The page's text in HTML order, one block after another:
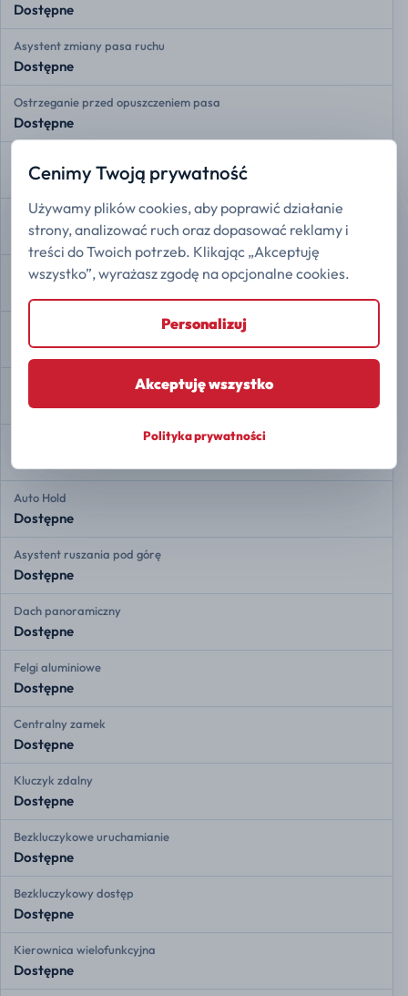
Dostępne
Asystent zmiany pasa ruchu
Dostępne
Ostrzeganie przed opuszczeniem pasa
Dostępne
Dostępne
Przednie czujniki radarowe
Dostępne
Tylne czujniki radarowe
Dostępne
Asystent zjazdu ze wzniesienia
Dostępne
Automatyczne parkowanie
Auto Hold
Dostępne
Asystent ruszania pod górę
Dostępne
Dach panoramiczny
Dostępne
Felgi aluminiowe
Dostępne
Centralny zamek
Dostępne
Kluczyk zdalny
Dostępne
Bezkluczykowe uruchamianie
Dostępne
Bezkluczykowy dostęp
Dostępne
Kierownica wielofunkcyjna
Dostępne
Cenimy Twoją prywatność
Używamy plików cookies, aby poprawić działanie
strony, analizować ruch oraz dopasować reklamy i
treści do Twoich potrzeb. Klikając „Akceptuję
wszystko”, wyrażasz zgodę na opcjonalne cookies.
Personalizuj
Akceptuję wszystko
Polityka prywatności